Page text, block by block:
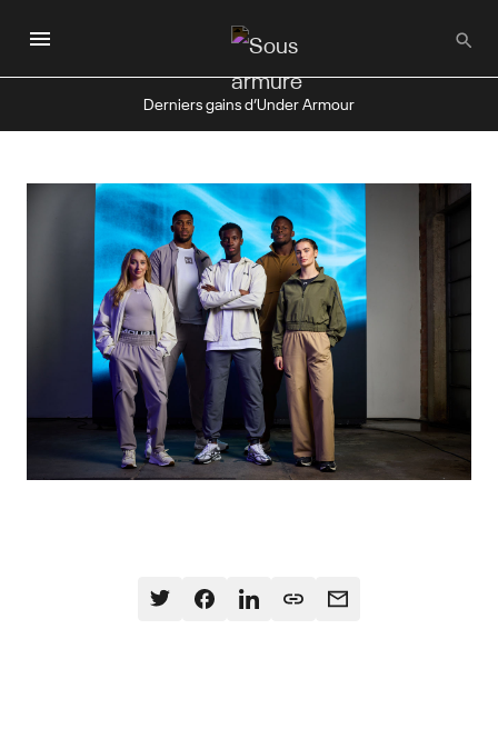
au
principal
Derniers gains d’Under Armour